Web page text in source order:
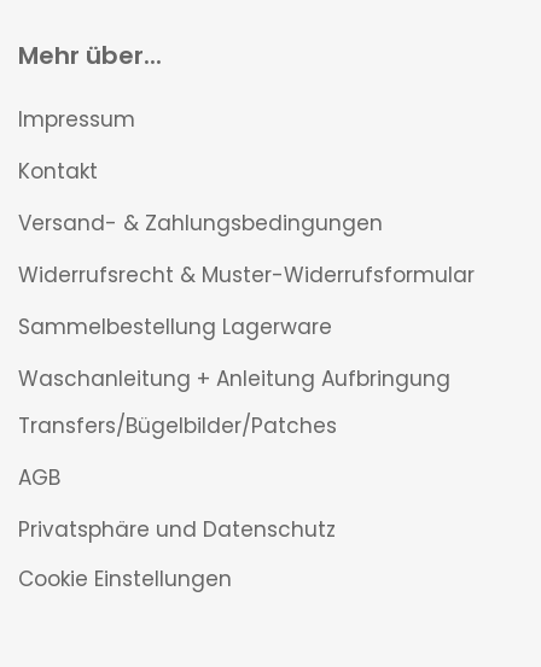
Mehr über...
Impressum
Kontakt
Versand- & Zahlungsbedingungen
Widerrufsrecht & Muster-Widerrufsformular
Sammelbestellung Lagerware
Waschanleitung + Anleitung Aufbringung
Transfers/Bügelbilder/Patches
AGB
Privatsphäre und Datenschutz
Cookie Einstellungen